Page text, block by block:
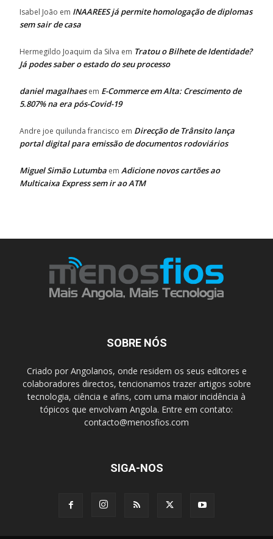
Isabel João em INAAREES já permite homologação de diplomas
sem sair de casa
Hermegildo Joaquim da Silva em Tratou o Bilhete de Identidade?
Já podes saber o estado do seu processo
daniel magalhaesem E-Commerce em Alta: Crescimento de
5.807% na era pós-Covid-19
Andre joe quilunda francisco em Direcção de Trânsito lança
portal digital para emissão de documentos rodoviários
Miguel Simão Lutumba em Adicione novos cartões ao
Multicaixa Express sem ir ao ATM
SOBRE NÓS
Criado por Angolanos, onde residem os seus editores e
colaboradores directos, tencionamos trazer artigos sobre
tecnologia, ciência e afins, com uma maior incidência à
tópicos que envolvam Angola. Entre em contato:
contacto@menosfios.com
SIGA-NOS